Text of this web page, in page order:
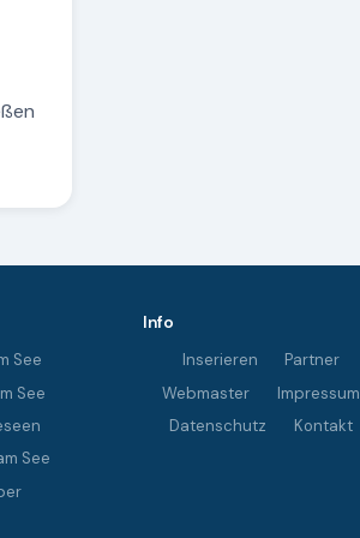
See
See
See
Info
Inserieren
Partner
Webmaster
Impressum
Datenschutz
Kontakt